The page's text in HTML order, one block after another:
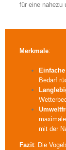
für eine nahezu
Merkmale:
Bedarf
mit der
Fazit: Die